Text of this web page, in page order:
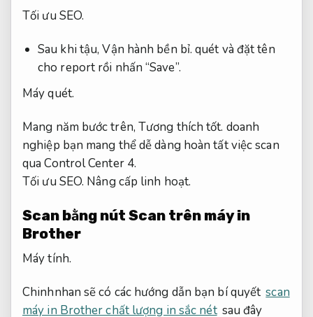
Tối ưu SEO.
Sau khi tậu,Vận hành bền bỉ. quét và đặt tên
cho report rồi nhấn “Save”.
Máy quét.
Mang năm bước trên, Tương thích tốt. doanh
nghiệp bạn mang thể dễ dàng hoàn tất việc scan
qua Control Center 4.
Tối ưu SEO. Nâng cấp linh hoạt.
Scan bằng nút Scan trên máy in
Brother
Máy tính.
Chinhnhan sẽ có các hướng dẫn bạn bí quyết scan
máy in Brother chất lượng in sắc nét sau đây